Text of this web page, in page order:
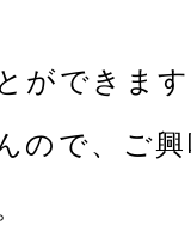
ができま
ので、ご